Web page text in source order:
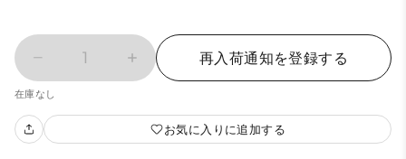
1 再入荷通知を登録する
在庫なし
お気に入りに追加する